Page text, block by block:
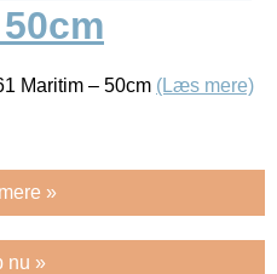
Maritim – 50cm (Læs mere)
»
nu »